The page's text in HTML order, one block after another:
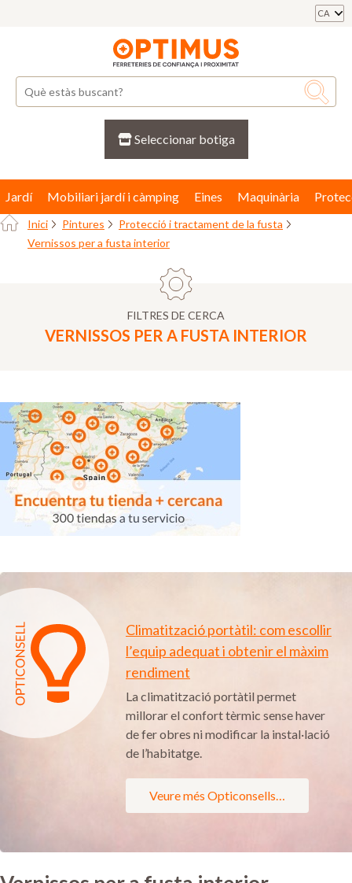
CA
Seleccionar botiga
Jardí Mobiliari jardí i càmping Eines Maquinària
Inici Pintures
Protecció i tractament de la fusta
Vernissos per a fusta interior
FILTRES DE CERCA
VERNISSOS PER A FUSTA INTERIOR
Climatització portàtil: com escollir
l’equip adequat i obtenir el màxim
rendiment
La climatització portàtil permet
millorar el confort tèrmic sense haver
de fer obres ni modificar la instal·lació
de l’habitatge.
Veure més Opticonsells…